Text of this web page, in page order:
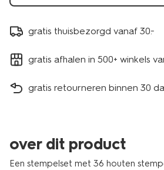
gratis thuisbezorgd vanaf 30.-
gratis afhalen in 500+ winkels
gratis retourneren binnen 30
over dit product
Een stempelset met 36 houten